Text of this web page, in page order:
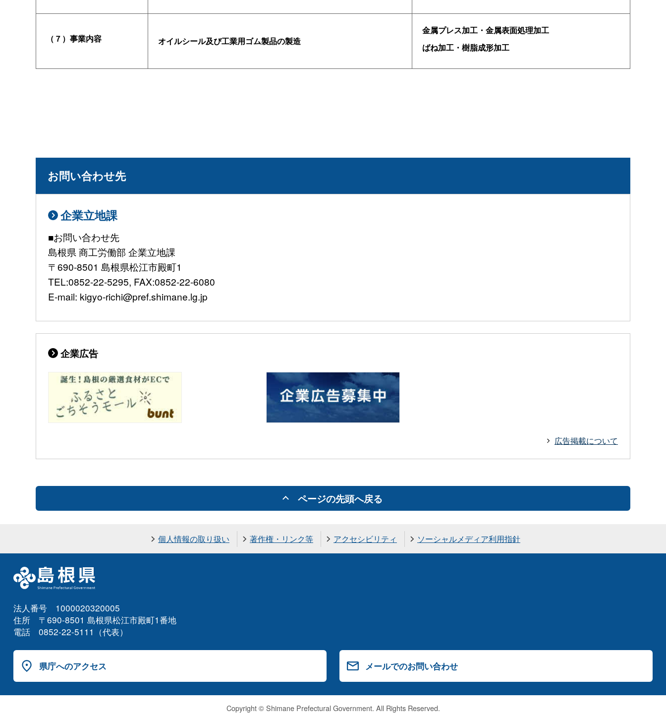
（７）事業内容 オイルシール及び工業用ゴム製品の製造
金属プレス加工・金属表面処理加工
ばね加工・樹脂成形加工
お問い合わせ先
企業立地課
■お問い合わせ先
島根県 商工労働部 企業立地課
〒690-8501 島根県松江市殿町1
TEL:0852-22-5295, FAX:0852-22-6080
E-mail: kigyo-richi@pref.shimane.lg.jp
企業広告
広告掲載について
ページの先頭へ戻る
個人情報の取り扱い 著作権・リンク等 アクセシビリティ ソーシャルメディア利用指針
法人番号 1000020320005
住所 〒690-8501 島根県松江市殿町1番地
電話 0852-22-5111（代表）
県庁へのアクセス メールでのお問い合わせ
Copyright © Shimane Prefectural Government. All Rights Reserved.